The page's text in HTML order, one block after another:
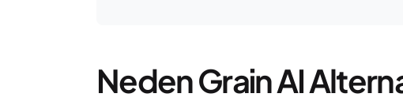
Neden Grain AI